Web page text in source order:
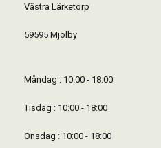
Västra Lärketorp
59595 Mjölby
Måndag : 10:00 - 18:00
Tisdag : 10:00 - 18:00
Onsdag : 10:00 - 18:00